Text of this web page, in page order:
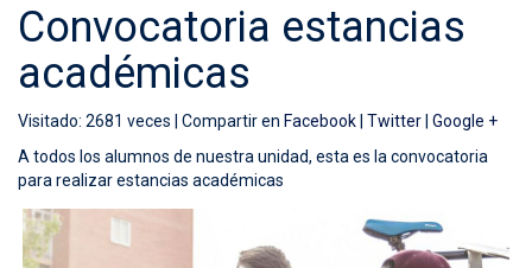
Convocatoria estancias
académicas
Visitado: 2681 veces | Compartir en Facebook Twitter Google +
A todos los alumnos de nuestra unidad, esta es la convocatoria
para realizar estancias académicas